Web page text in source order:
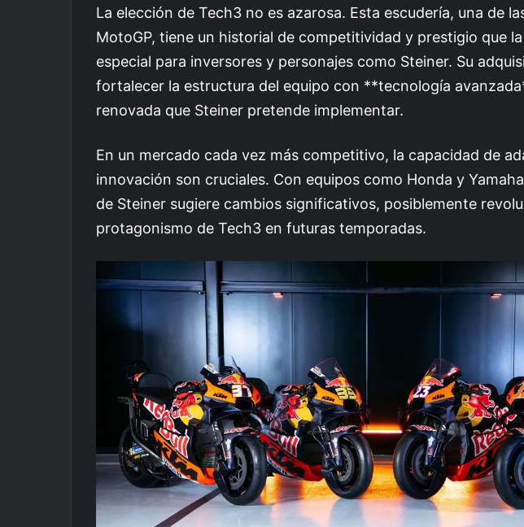
La elección de Tech3 no es azarosa. Esta escudería, una de
MotoGP, tiene un historial de competitividad y prestigio que
especial para inversores y personajes como Steiner. Su
fortalecer la estructura del equipo con **tecnología
renovada que Steiner pretende implementar.
En un mercado cada vez más competitivo, la capacidad de
innovación son cruciales. Con equipos como Honda y
de Steiner sugiere cambios significativos, posiblemente
protagonismo de Tech3 en futuras temporadas.